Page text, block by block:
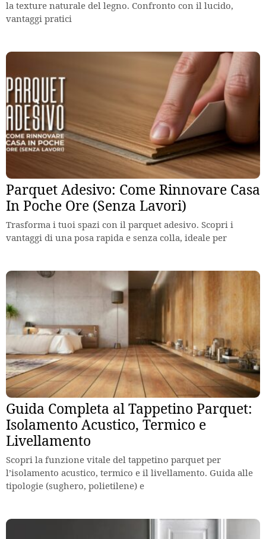
la texture naturale del legno. Confronto con il lucido,
vantaggi pratici
Parquet Adesivo: Come Rinnovare Casa
In Poche Ore (Senza Lavori)
Trasforma i tuoi spazi con il parquet adesivo. Scopri i
vantaggi di una posa rapida e senza colla, ideale per
Guida Completa al Tappetino Parquet:
Isolamento Acustico, Termico e
Livellamento
Scopri la funzione vitale del tappetino parquet per
l’isolamento acustico, termico e il livellamento. Guida alle
tipologie (sughero, polietilene) e